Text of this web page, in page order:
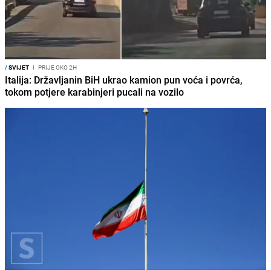
/SVIJET I PRIJE OKO 2H
Italija: Državljanin BiH ukrao kamion pun voća i povrća,
tokom potjere karabinjeri pucali na vozilo